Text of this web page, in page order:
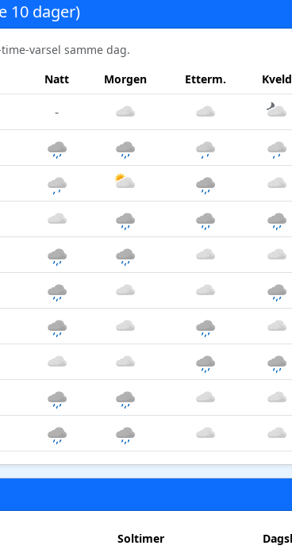
10 dager)
varsel samme dag.
Natt Morgen Etterm. Kveld
-
Soltimer